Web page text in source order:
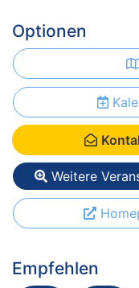
Optionen
Weitere
Empfehlen